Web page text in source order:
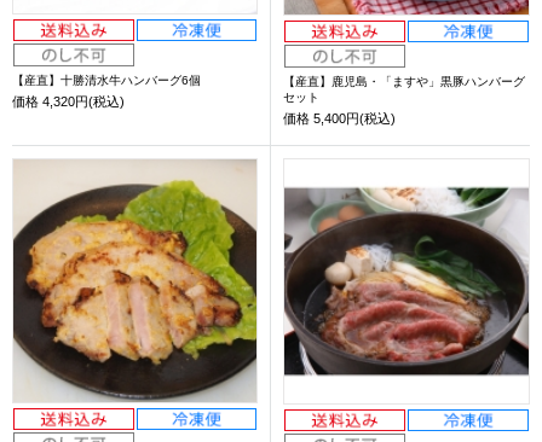
【産直】十勝清水牛ハンバーグ6個
価格 4,320円(税込)
【産直】鹿児島・「ますや」黒豚ハンバーグ
セット
価格 5,400円(税込)